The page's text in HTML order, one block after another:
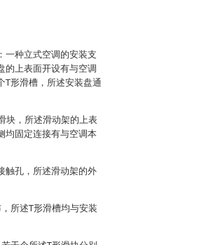
一种立式空调的安装支
的上表面开设有与空调
T形滑槽，所述安装盘通
块，所述滑动架的上表
均固定连接有与空调本
触孔，所述滑动架的外
所述T形滑槽均与安装